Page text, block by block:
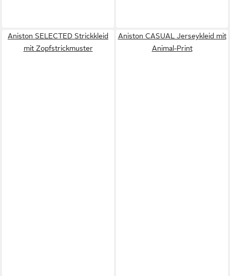
Aniston SELECTED Strickkleid
mit Zopfstrickmuster
Aniston CASUAL Jerseykleid mit
Animal-Print